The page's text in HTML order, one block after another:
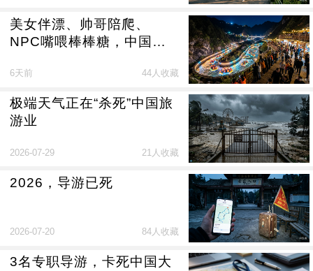
美女伴漂、帅哥陪爬、
NPC嘴喂棒棒糖，中国景
6天前 44人收藏
极端天气正在“杀死”中国旅
游业
2026-07-29 21人收藏
2026，导游已死
2026-07-20 84人收藏
3名专职导游，卡死中国大